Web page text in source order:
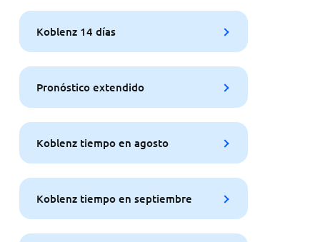
Koblenz 14 días
Pronóstico extendido
Koblenz tiempo en agosto
Koblenz tiempo en septiembre